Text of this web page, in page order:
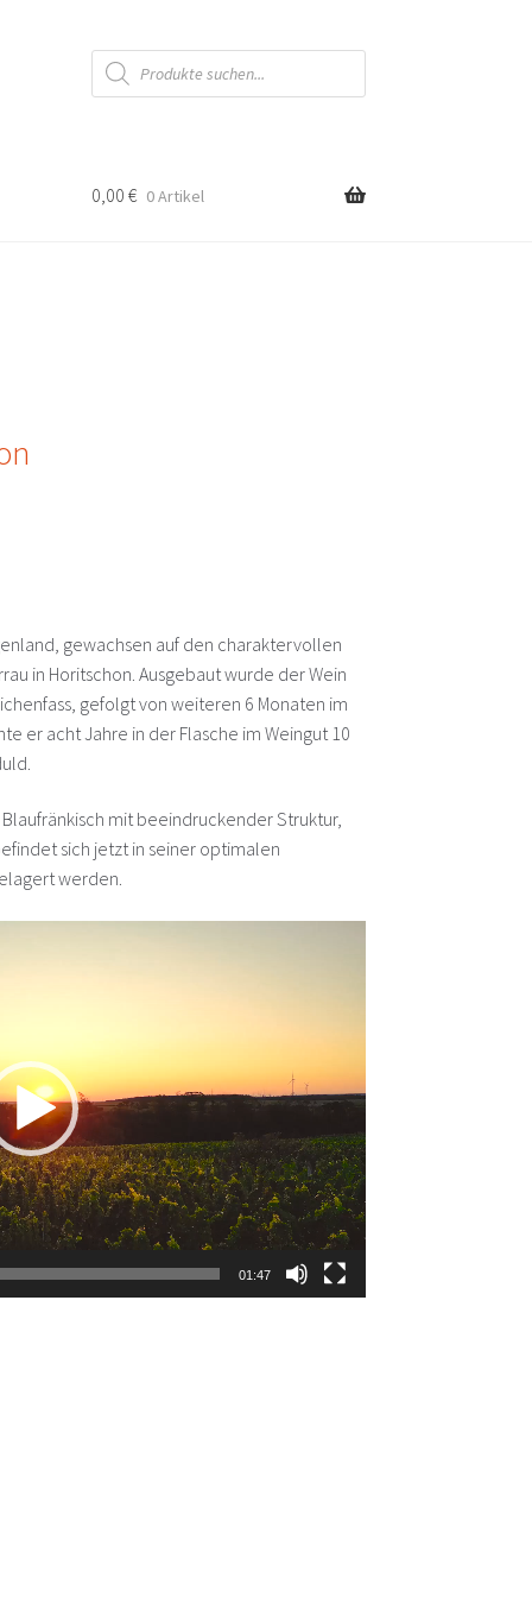
Products
search
0,00 € 0 Artikel
gewachsen auf den charaktervollen
in Horitschon. Ausgebaut wurde der Wein
gefolgt von weiteren 6 Monaten im
er acht Jahre in der Flasche im Weingut 10
mit beeindruckender Struktur,
sich jetzt in seiner optimalen
werden.
01:47